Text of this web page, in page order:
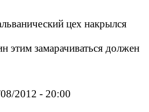
цех накрылся
этим замарачиваться должен
2012 - 20:00